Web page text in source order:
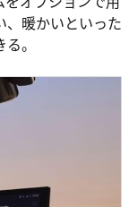
、暖かいといった
。